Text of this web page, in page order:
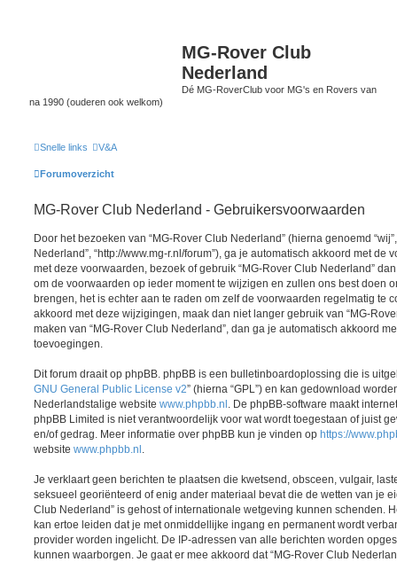
MG-Rover Club
Nederland
Dé MG-RoverClub voor MG's en Rovers van
na 1990 (ouderen ook welkom)
Snelle links V&A
Forumoverzicht
MG-Rover Club Nederland - Gebruikersvoorwaarden
Door het bezoeken van “MG-Rover Club Nederland” (hierna genoemd “wij”,
Nederland”, “http://www.mg-r.nl/forum”), ga je automatisch akkoord met de
met deze voorwaarden, bezoek of gebruik “MG-Rover Club Nederland”
om de voorwaarden op ieder moment te wijzigen en zullen ons best doen
brengen, het is echter aan te raden om zelf de voorwaarden regelmatig te
akkoord met deze wijzigingen, maak dan niet langer gebruik van “MG-
maken van “MG-Rover Club Nederland”, dan ga je automatisch akkoord
toevoegingen.
Dit forum draait op phpBB. phpBB is een bulletinboardoplossing die is
GNU General Public License v2” (hierna “GPL”) en kan gedownload
Nederlandstalige website www.phpbb.nl . De phpBB-software maakt
phpBB Limited is niet verantwoordelijk voor wat wordt toegestaan of juist
en/of gedrag. Meer informatie over phpBB kun je vinden op https://
website www.phpbb.nl
Je verklaart geen berichten te plaatsen die kwetsend, obsceen, vulgair,
seksueel georiënteerd of enig ander materiaal bevat die de wetten van je
Club Nederland” is gehost of internationale wetgeving kunnen schenden.
kan ertoe leiden dat je met onmiddellijke ingang en permanent wordt
provider worden ingelicht. De IP-adressen van alle berichten worden
kunnen waarborgen. Je gaat er mee akkoord dat “MG-Rover Club